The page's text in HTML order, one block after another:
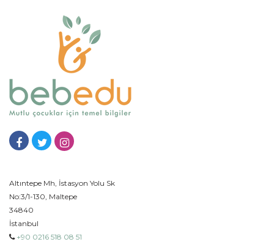
Altıntepe Mh, İstasyon Yolu Sk
No:3/1-130, Maltepe
34840
İstanbul
+90 0216 518 08 51